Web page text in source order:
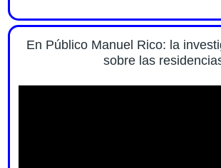
En Público Manuel Rico: la
sobre las